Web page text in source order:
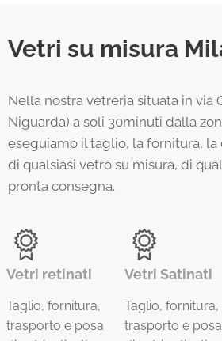
Vetri su misura
Nella nostra vetreria situata in via
Niguarda) a soli 30minuti dalla
eseguiamo il taglio, la fornitura, la
di qualsiasi vetro su misura, di
pronta consegna.
Vetri retinati
Taglio, fornitura,
trasporto e posa
Vetri Satinati
Taglio, fornitura,
trasporto e posa